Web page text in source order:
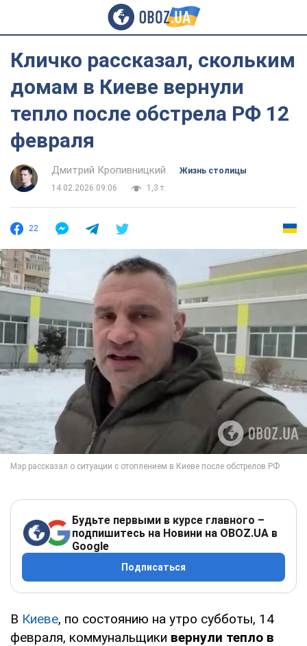
Кличко рассказал, скольким
домам в Киеве вернули
тепло после обстрела РФ 12
февраля
Дмитрий Кропивницкий
Жизнь столицы
14.02.2026 09:06
1,3 т.
22
Будьте первыми в курсе главного –
подпишитесь на Новини на OBOZ.UA в
Google
Подписаться
В Киеве, по состоянию на утро субботы, 14
февраля, коммунальщики вернули тепло в